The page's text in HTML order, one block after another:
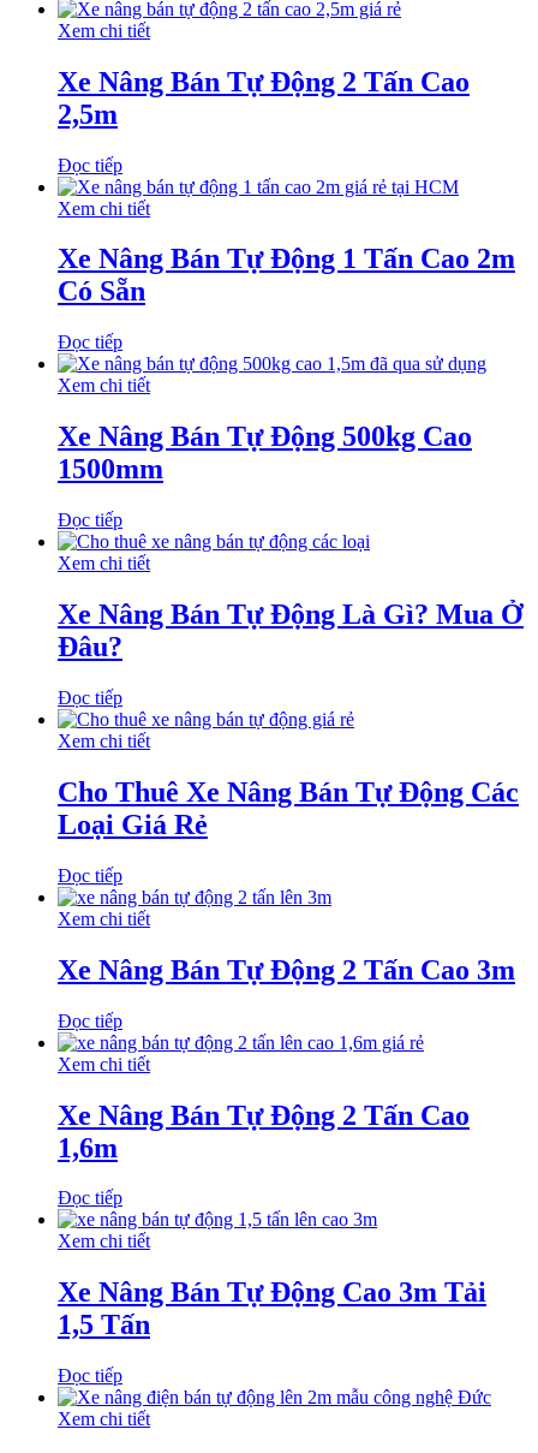
Xem chi tiết
Xe Nâng Bán Tự Động 2 Tấn Cao
2,5m
Đọc tiếp
Xem chi tiết
Xe Nâng Bán Tự Động 1 Tấn Cao 2m
Có Sẵn
Đọc tiếp
Xem chi tiết
Xe Nâng Bán Tự Động 500kg Cao
1500mm
Đọc tiếp
Xem chi tiết
Xe Nâng Bán Tự Động Là Gì? Mua Ở
Đâu?
Đọc tiếp
Xem chi tiết
Cho Thuê Xe Nâng Bán Tự Động Các
Loại Giá Rẻ
Đọc tiếp
Xem chi tiết
Xe Nâng Bán Tự Động 2 Tấn Cao 3m
Đọc tiếp
Xem chi tiết
Xe Nâng Bán Tự Động 2 Tấn Cao
1,6m
Đọc tiếp
Xem chi tiết
Xe Nâng Bán Tự Động Cao 3m Tải
1,5 Tấn
Đọc tiếp
Xem chi tiết